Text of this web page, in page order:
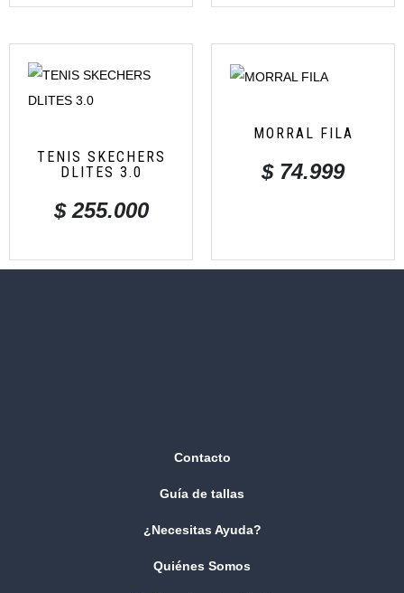
TENIS SKECHERS
DLITES 3.0
$255.000
MORRAL FILA
$74.999
Contacto
Guía de tallas
¿Necesitas Ayuda?
Quiénes Somos